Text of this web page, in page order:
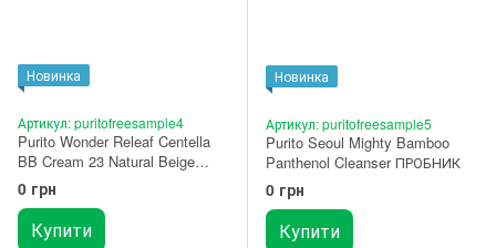
Новинка
Артикул: puritofreesample4
Purito Wonder Releaf Centella
BB Cream 23 Natural Beige
ПРОБНИК
0 грн
Купити
Новинка
Артикул: puritofreesample5
Purito Seoul Mighty Bamboo
Panthenol Cleanser ПРОБНИК
0 грн
Купити